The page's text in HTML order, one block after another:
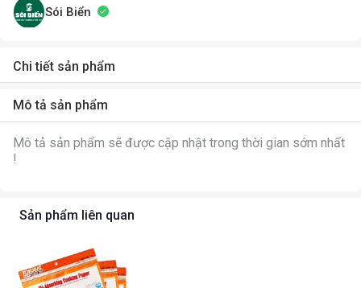
Sói Biển
Chi tiết sản phẩm
Mô tả sản phẩm
Mô tả sản phẩm sẽ được cập nhật trong thời gian sớm nhất
!
Sản phẩm liên quan